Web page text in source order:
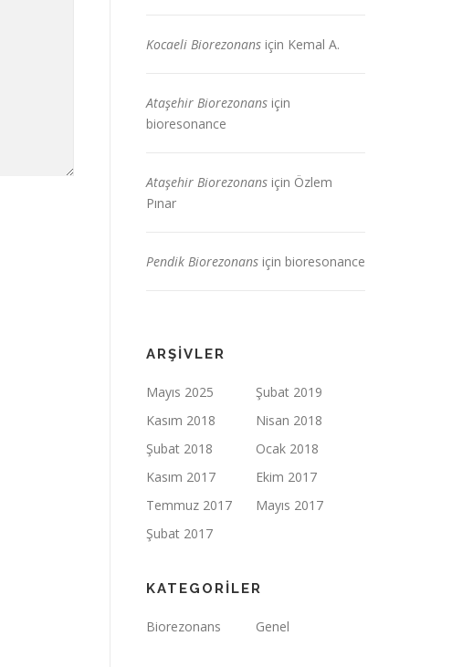
Kocaeli Biorezonans için Kemal A.
Ataşehir Biorezonans için
bioresonance
Ataşehir Biorezonans için Özlem
Pınar
Pendik Biorezonans için bioresonance
ARŞIVLER
Mayıs 2025
Şubat 2019
Kasım 2018
Nisan 2018
Şubat 2018
Ocak 2018
Kasım 2017
Ekim 2017
Temmuz 2017
Mayıs 2017
Şubat 2017
KATEGORILER
Biorezonans Genel